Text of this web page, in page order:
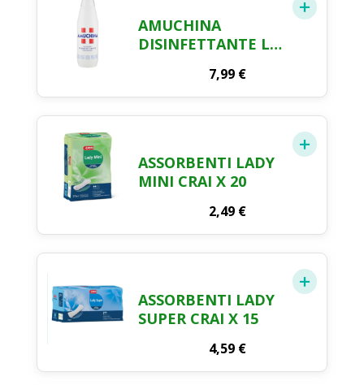
AMUCHINA
DISINFETTANTE LT.
7,99 €
ASSORBENTI LADY
MINI CRAI X 20
2,49 €
ASSORBENTI LADY
SUPER CRAI X 15
4,59 €